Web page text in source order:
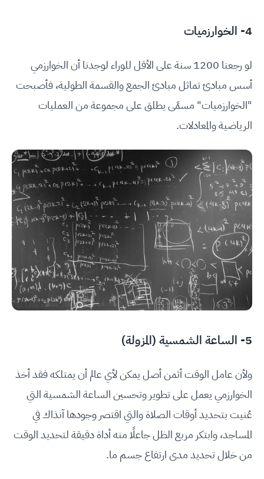
4- الخوارزميات
لو رجعنا 1200 سنة على الأقل للوراء لوجدنا أن الخوارزمي
أسس مبادئ تماثل مبادئ الجمع والقسمة الطولية، فأصبحت
"الخوارزميات" مسمًى يطلق على مجموعة من العمليات
الرياضية والمعادلات.
5- الساعة الشمسية (المزولة)
ولأن عامل الوقت أثمن أصل يمكن لأي عالم أن يمتلكه فقد أخذ
الخوارزمي يعمل على تطوير وتحسين الساعة الشمسية التي
عُنيت بتحديد أوقات الصلاة والتي اقتصر وجودها آنذاك في
المساجد، وابتكر مربع الظل جاعلًا منه أداة دقيقة لتحديد الوقت
من خلال تحديد مدى ارتفاع جسم ما.